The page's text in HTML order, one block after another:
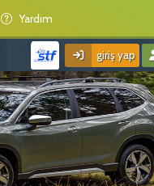
Yardım
giriş yap